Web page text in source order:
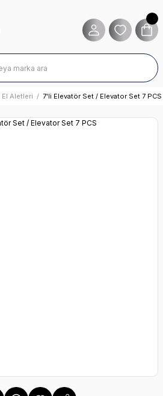
El Aletleri 7'li Elevatör Set / Elevator Set 7 PCS